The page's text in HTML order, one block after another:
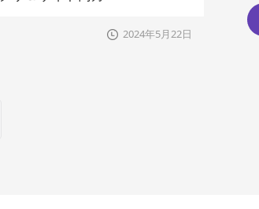
2024年5月22日